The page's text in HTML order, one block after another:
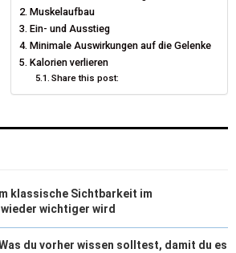
E
S
Muskelaufbau
Ein- und Ausstieg
Minimale Auswirkungen auf die Gelenke
Kalorien verlieren
Share this post:
klassische Sichtbarkeit im
wichtiger wird
du vorher wissen solltest, damit du es